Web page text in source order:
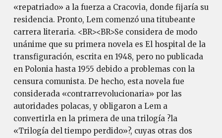
«repatriado» a la fuerza a Cracovia, donde fijaría su
residencia. Pronto, Lem comenzó una titubeante
carrera literaria. <BR><BR>Se considera de modo
unánime que su primera novela es El hospital de la
transfiguración, escrita en 1948, pero no publicada
en Polonia hasta 1955 debido a problemas con la
censura comunista. De hecho, esta novela fue
considerada «contrarrevolucionaria» por las
autoridades polacas, y obligaron a Lem a
convertirla en la primera de una trilogía ?la
«Trilogía del tiempo perdido»?, cuyas otras dos